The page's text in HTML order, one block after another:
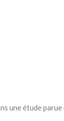
une étude